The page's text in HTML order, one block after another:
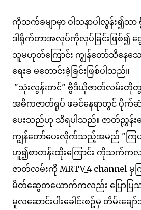
ကိုသက်ခမျာမှာ ဝါသနာပါလွန်း
ဒါရိုက်တာအလုပ်ကိုလုပ်ခြင်းဖြစ်၍
သူမဟုတ်ကြောင်း ကျွန်တော်သိနေသေ
ရေးခ မတောင်းခဲ့ခြင်းဖြစ်ပါသည်။
"သုံးလွန်းတင်" ဗွီဒီယိုဇာတ်လမ်းတိုတွ
အဓိကဇာတ်ရုပ် ဖခင်နေရာတွင် ပို
ပေးသည်ဟု သိရပါသည်။ ဇာတ်ညွှန်
ကျွန်တော်ပေးလိုက်သည့်အမည် "ကြ
ဟူ၍စာတန်းထိုးကြောင်း ကိုသက်ကလ
ဇာတ်လမ်းကို MRTV_4
မိတ်ဆွေတယောက်ကလည်း ပြောပြ
မူလဆောင်းပါးခေါင်းစဥ်မှ တိမ်းခ